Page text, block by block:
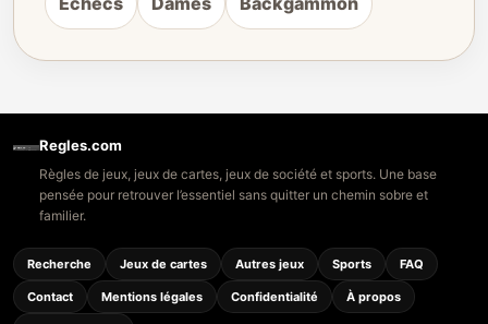
Regles.com
Règles de jeux, jeux de cartes, jeux de société et sports. Une base
pensée pour retrouver l’essentiel sans quitter un chemin sobre et
familier.
Recherche Jeux de cartes Autres jeux Sports FAQ
Contact Mentions légales Confidentialité À propos